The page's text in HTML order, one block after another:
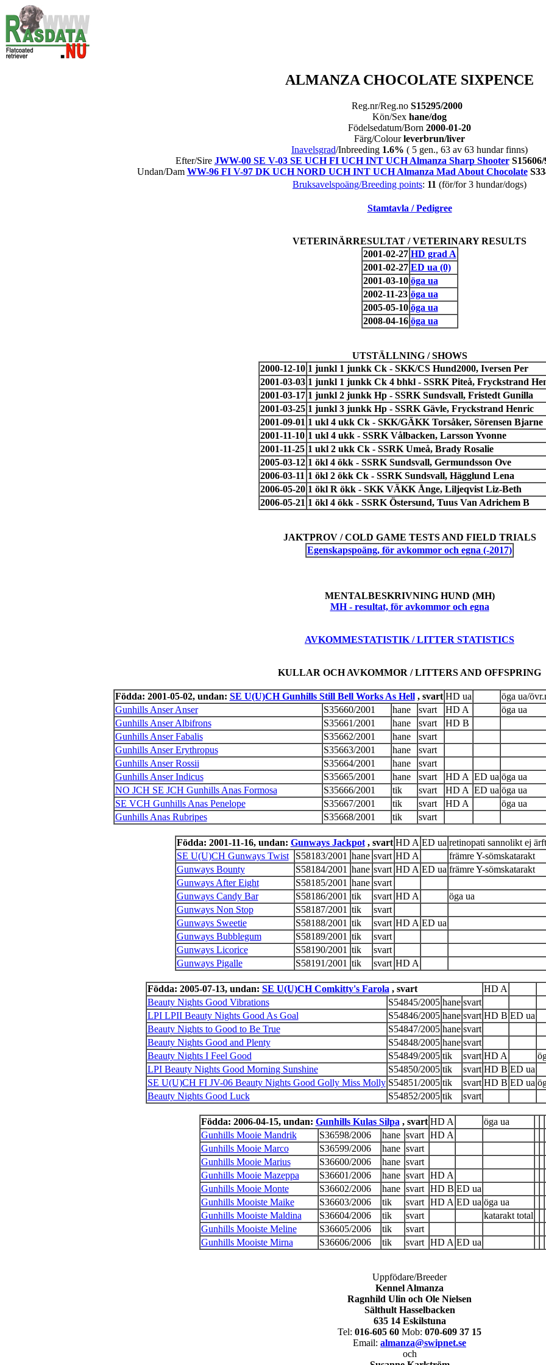
ALMANZA CHOCOLATE SIXPENCE
Reg.nr/Reg.no S15295/2000
Kön/Sex hane/dog
Födelsedatum/Born 2000-01-20
Färg/Colourleverbrun/liver
Inavelsgrad/Inbreeding 1.6% ( 5 gen., 63 av 63 hundar finns)
Efter/Sire JWW-00 SE V-03 SE UCH FI UCH INT UCH Almanza Sharp Shooter
Undan/Dam WW-96 FI V-97 DK UCH NORD UCH INT UCH Almanza Mad About Chocolate
Bruksavelspoäng/Breeding points: 11 (för/for 3 hundar/dogs)
Stamtavla / Pedigree
VETERINÄRRESULTAT / VETERINARY RESULTS
2001-02-27 HD grad A
2001-02-27 ED ua (0)
2001-03-10 öga ua
2002-11-23 öga ua
2005-05-10 öga ua
2008-04-16 öga ua
UTSTÄLLNING / SHOWS
2000-12-10 1 junkl 1 junkk Ck - SKK/CS Hund2000, Iversen Per
2001-03-03 1 junkl 1 junkk Ck 4 bhkl - SSRK Piteå, Fryckstrand
2001-03-17 1 junkl 2 junkk Hp - SSRK Sundsvall, Fristedt Gunilla
2001-03-25 1 junkl 3 junkk Hp - SSRK Gävle, Fryckstrand Henric
2001-09-01 1 ukl 4 ukk Ck - SKK/GÄKK Torsåker, Sörensen Bjarne
2001-11-10 1 ukl 4 ukk - SSRK Vålbacken, Larsson Yvonne
2001-11-25 1 ukl 2 ukk Ck - SSRK Umeå, Brady Rosalie
2005-03-12 1 ökl 4 ökk - SSRK Sundsvall, Germundsson Ove
2006-03-11 1 ökl 2 ökk Ck - SSRK Sundsvall, Hägglund Lena
2006-05-20 1 ökl R ökk - SKK VÄKK Ånge, Liljeqvist Liz-Beth
2006-05-21 1 ökl 4 ökk - SSRK Östersund, Tuus Van Adrichem B
JAKTPROV / COLD GAME TESTS AND FIELD TRIALS
Egenskapspoäng, för avkommor och egna (-2017)
MENTALBESKRIVNING HUND (MH)
MH - resultat, för avkommor och egna
AVKOMMESTATISTIK / LITTER STATISTICS
KULLAR OCH AVKOMMOR / LITTERS AND OFFSPRING
Födda: 2001-05-02, undan: SE U(U)CH Gunhills Still Bell Works As Hell, svart HD ua
öga ua/
Gunhills Anser Anser
S35660/2001 hane svart HD A
öga ua
Gunhills Anser Albifrons
S35661/2001 hane svart
HD B
Gunhills Anser Fabalis
S35662/2001 hane
svart
Gunhills Anser Erythropus
S35663/2001 hane
svart
Gunhills Anser Rossii
S35664/2001 hane
svart
Gunhills Anser Indicus
S35665/2001 hane svart HD A ED ua öga ua
NO JCH SE JCH Gunhills Anas Formosa
S35666/2001 tik svart HD A ED ua öga ua
SE VCH Gunhills Anas Penelope
S35667/2001 tik svart HD A
öga ua
Gunhills Anas Rubripes
S35668/2001 tik svart
Födda: 2001-11-16, undan: Gunways Jackpot, svart HD A ED ua retinopati sannolikt ej
SE U(U)CH Gunways Twist
S58183/2001 hane svart HD A
främre Y-sömskatarakt
Gunways Bounty
S58184/2001 hane svart HD A ED ua främre Y-sömskatarakt
Gunways After Eight
S58185/2001 hane svart
Gunways Candy Bar
S58186/2001 tik svart HD A
öga ua
Gunways Non Stop
S58187/2001 tik
svart
Gunways Sweetie
S58188/2001 tik svart HD A ED ua
Gunways Bubblegum
S58189/2001 tik
svart
Gunways Licorice
S58190/2001 tik
svart
Gunways Pigalle
S58191/2001 tik svart HD A
Födda: 2005-07-13, undan: SE U(U)CH Comkitty's Farola , svart
HD A
Beauty Nights Good Vibrations
S54845/2005 hane svart
LPI LPII Beauty Nights Good As Goal
S54846/2005 hane svart HD B ED ua
Beauty Nights to Good to Be True
S54847/2005 hane svart
Beauty Nights Good and Plenty
S54848/2005 hane svart
Beauty Nights I Feel Good
S54849/2005 tik svart HD A
LPI Beauty Nights Good Morning Sunshine
S54850/2005 tik svart HD B ED ua
SE U(U)CH FI JV-06 Beauty Nights Good Golly Miss Molly S54851/2005 tik svart HD B ED ua
Beauty Nights Good Luck
S54852/2005 tik svart
Födda: 2006-04-15, undan: Gunhills Kulas Silpa , svart HD A
öga ua
Gunhills Mooie Mandrik
S36598/2006 hane svart
HD A
Gunhills Mooie Marco
S36599/2006 hane svart
Gunhills Mooie Marius
S36600/2006 hane svart
Gunhills Mooie Mazeppa
S36601/2006 hane svart
HD A
Gunhills Mooie Monte
S36602/2006 hane svart HD B ED ua
Gunhills Mooiste Maike
S36603/2006 tik svart HD A ED ua öga ua
Gunhills Mooiste Maldina
S36604/2006 tik svart
katarakt total
Gunhills Mooiste Meline
S36605/2006 tik
svart
Gunhills Mooiste Mirna
S36606/2006 tik svart HD A ED ua
Uppfödare/Breeder
Kennel Almanza
Ragnhild Ulin och Ole Nielsen
Sälthult Hasselbacken
635 14 Eskilstuna
Tel: 016-605 60 Mob: 070-609 37 15
Email: almanza@swipnet.se
och